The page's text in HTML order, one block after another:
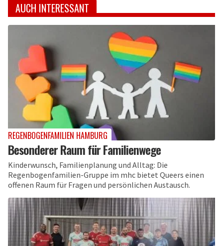
AUCH INTERESSANT
REGENBOGENFAMILIEN HAMBURG
Besonderer Raum für Familienwege
Kinderwunsch, Familienplanung und Alltag: Die
Regenbogenfamilien-Gruppe im mhc bietet Queers einen
offenen Raum für Fragen und persönlichen Austausch.